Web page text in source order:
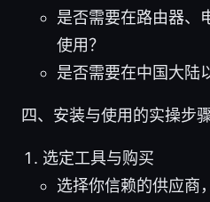
是否需要在路由器、
使用？
是否需要在中国大陆
四、安装与使用的实操步
选定工具与购买
选择你信赖的供应商